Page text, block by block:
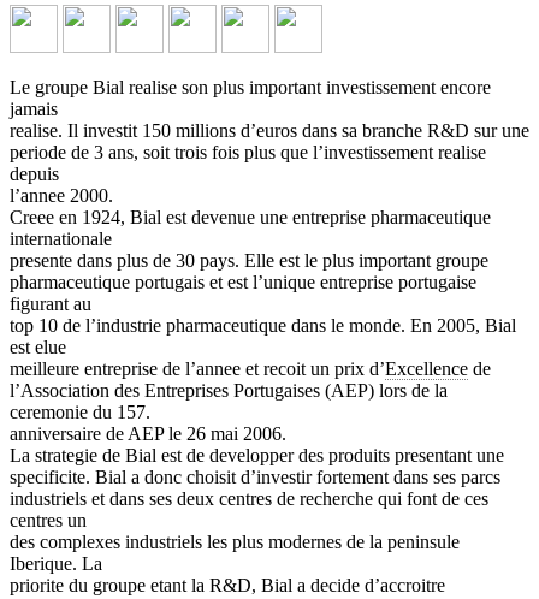
Le groupe Bial realise son plus important investissement encore
jamais
realise. Il investit 150 millions d’euros dans sa branche R&D sur une
periode de 3 ans, soit trois fois plus que l’investissement realise
depuis
l’annee 2000.
Creee en 1924, Bial est devenue une entreprise pharmaceutique
internationale
presente dans plus de 30 pays. Elle est le plus important groupe
pharmaceutique portugais et est l’unique entreprise portugaise
figurant au
top 10 de l’industrie pharmaceutique dans le monde. En 2005, Bial
est elue
meilleure entreprise de l’annee et recoit un prix d’Excellence de
l’Association des Entreprises Portugaises (AEP) lors de la
ceremonie du 157.
anniversaire de AEP le 26 mai 2006.
La strategie de Bial est de developper des produits presentant une
specificite. Bial a donc choisit d’investir fortement dans ses parcs
industriels et dans ses deux centres de recherche qui font de ces
centres un
des complexes industriels les plus modernes de la peninsule
Iberique. La
priorite du groupe etant la R&D, Bial a decide d’accroitre